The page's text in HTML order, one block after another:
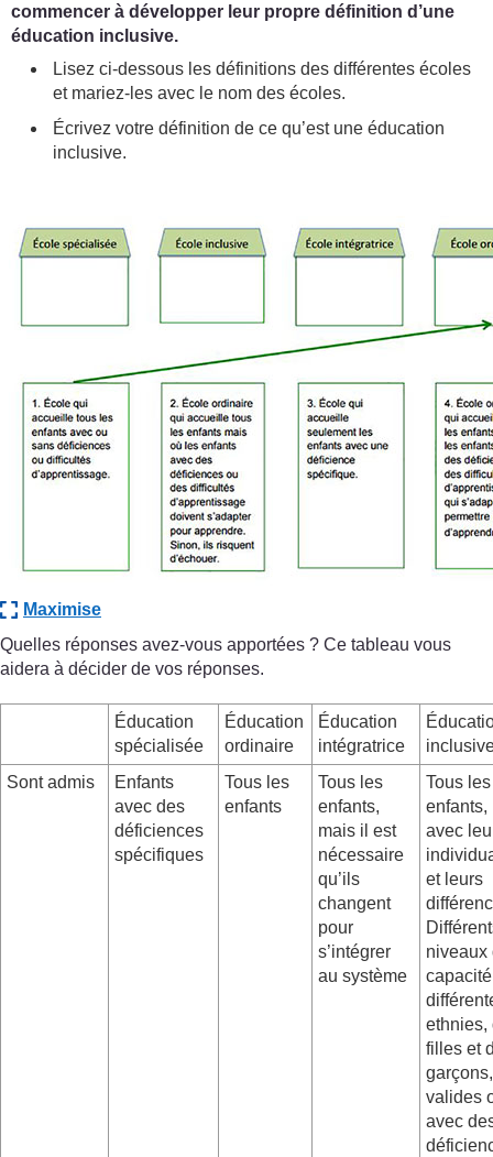
commencer à développer leur propre définition d’une
éducation inclusive.
Lisez ci-dessous les définitions des différentes écoles
et mariez-les avec le nom des écoles.
Écrivez votre définition de ce qu’est une éducation
inclusive.
Maximise
Quelles réponses avez-vous apportées ? Ce tableau vous
aidera à décider de vos réponses.
Éducation
spécialisée
Éducation
ordinaire
Éducation
intégratrice
Sont admis
Enfants
avec des
déficiences
spécifiques
Tous les
enfants
Tous les
enfants,
mais il est
nécessaire
qu’ils
changent
pour
s’intégrer
au système
Tous les
enfants,
avec
et leurs
niveaux
ethnies,
filles et
garçons,
valides
avec